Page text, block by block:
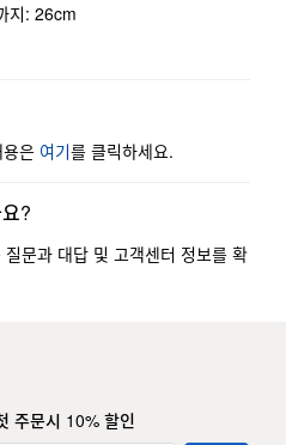
지: 26cm
은 여기를 클릭하세요.
?
문과 대답 및 고객센터 정보를 확
주문시 10% 할인